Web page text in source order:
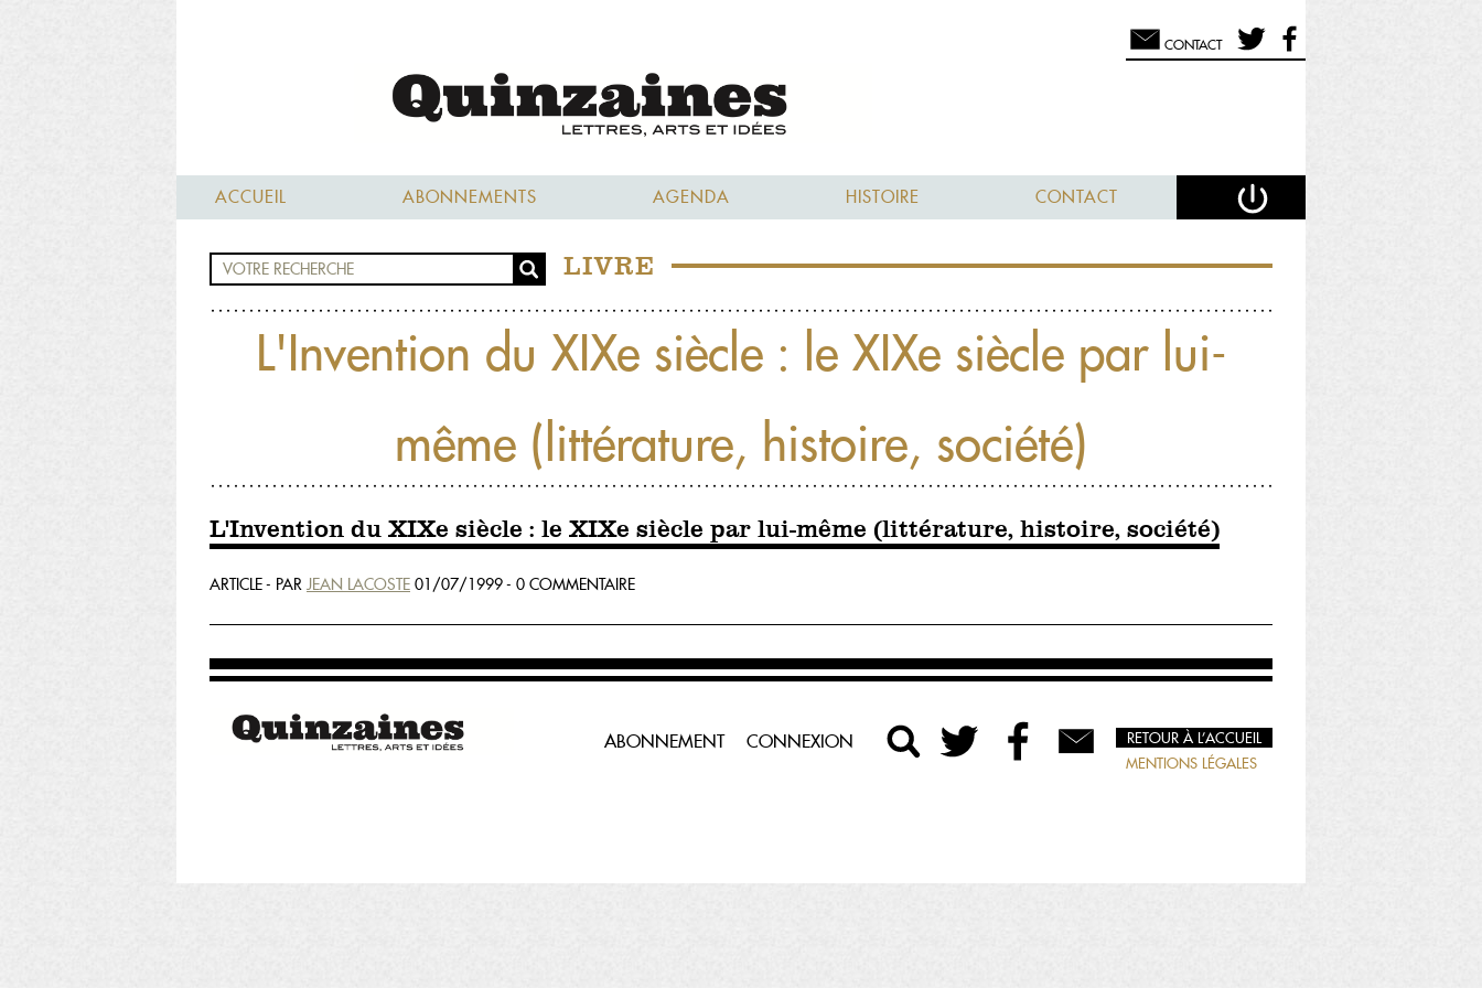
CONTACT
ACCUEIL ABONNEMENTS AGENDA HISTOIRE CONTACT
LIVRE
L'Invention du XIXe siècle : le XIXe siècle par lui-
même (littérature, histoire, société)
L'Invention du XIXe siècle : le XIXe siècle par lui-même (littérature, histoire, société)
ARTICLE - PAR JEAN LACOSTE 01/07/1999 - 0 COMMENTAIRE
ABONNEMENT CONNEXION
RETOUR À L’ACCUEIL
MENTIONS LÉGALES